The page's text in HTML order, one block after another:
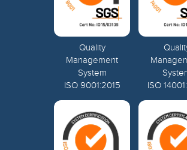
Quality
Management
System
ISO 9001:2015
ISO